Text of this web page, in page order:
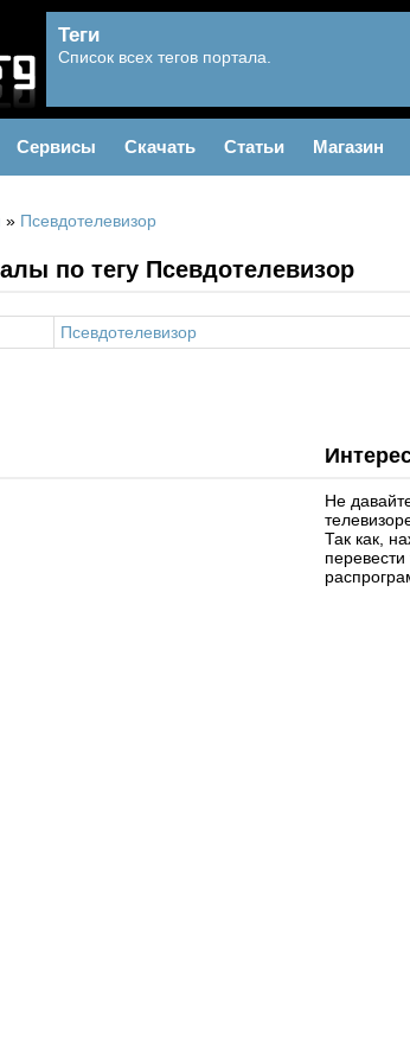
Теги
Список всех тегов портала.
Сервисы Скачать Статьи Магазин
» Псевдотелевизор
по тегу Псевдотелевизор
Псевдотелевизор
Не
Так как,